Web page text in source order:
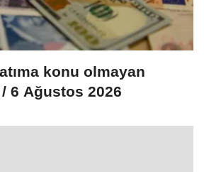
konu olmayan
6 Ağustos 2026